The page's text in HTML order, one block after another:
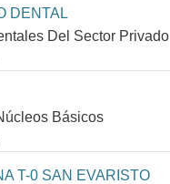
DENTAL
Del Sector Privado
Básicos
T-0 SAN EVARISTO